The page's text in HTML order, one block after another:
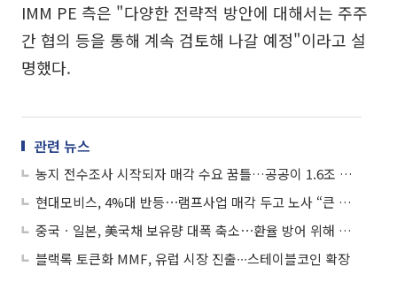
IMM PE 측은 "다양한 전략적 방안에 대해서는 주주
간 협의 등을 통해 계속 검토해 나갈 예정"이라고 설
명했다.
관련 뉴스
농지 전수조사 시작되자 매각 수요 꿈틀…공공이 1.6조 들여 사들인다
현대모비스, 4%대 반등⋯램프사업 매각 두고 노사 “큰 틀에서 합의”
중국ㆍ일본, 美국채 보유량 대폭 축소⋯환율 방어 위해 달러자산 매각
블랙록 토큰화 MMF, 유럽 시장 진출∙∙∙스테이블코인 확장